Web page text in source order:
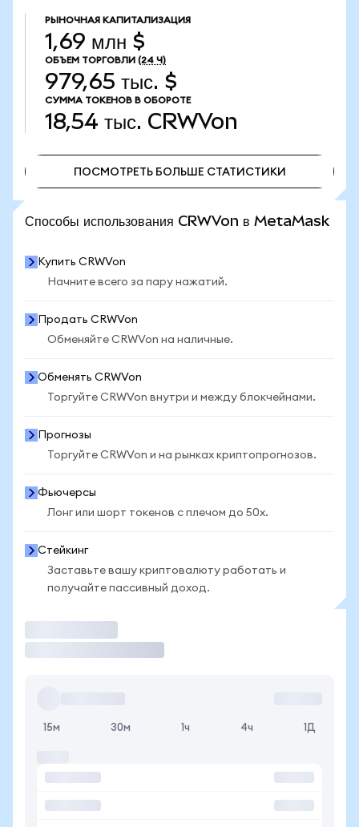
РЫНОЧНАЯ КАПИТАЛИЗАЦИЯ
1,69 млн $
ОБЪЕМ ТОРГОВЛИ (24 Ч)
979,65 тыс. $
СУММА ТОКЕНОВ В ОБОРОТЕ
18,54 тыс. CRWVon
ПОСМОТРЕТЬ БОЛЬШЕ СТАТИСТИКИ
Способы использования CRWVon в MetaMask
Купить CRWVon
Начните всего за пару нажатий.
Продать CRWVon
Обменяйте CRWVon на наличные.
Обменять CRWVon
Торгуйте CRWVon внутри и между блокчейнами.
Прогнозы
Торгуйте CRWVon и на рынках криптопрогнозов.
Фьючерсы
Лонг или шорт токенов с плечом до 50x.
Стейкинг
Заставьте вашу криптовалюту работать и
получайте пассивный доход.
15м 30м 1ч 4ч 1Д